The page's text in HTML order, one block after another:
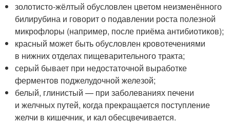
золотисто-жёлтый обусловлен цветом неизменённого
билирубина и говорит о подавлении роста полезной
микрофлоры (например, после приёма антибиотиков);
красный может быть обусловлен кровотечениями
в нижних отделах пищеварительного тракта;
серый бывает при недостаточной выработке
ферментов поджелудочной железой;
белый, глинистый — при заболеваниях печени
и желчных путей, когда прекращается поступление
желчи в кишечник, и кал обесцвечивается.